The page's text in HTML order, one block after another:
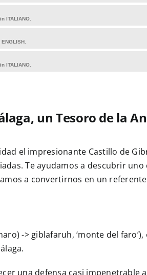
un Tesoro de la
el impresionante Castillo de
Te ayudamos a descubrir
a convertirnos en un
-> giblafaruh, ‘monte del
una defensa casi impenetrable